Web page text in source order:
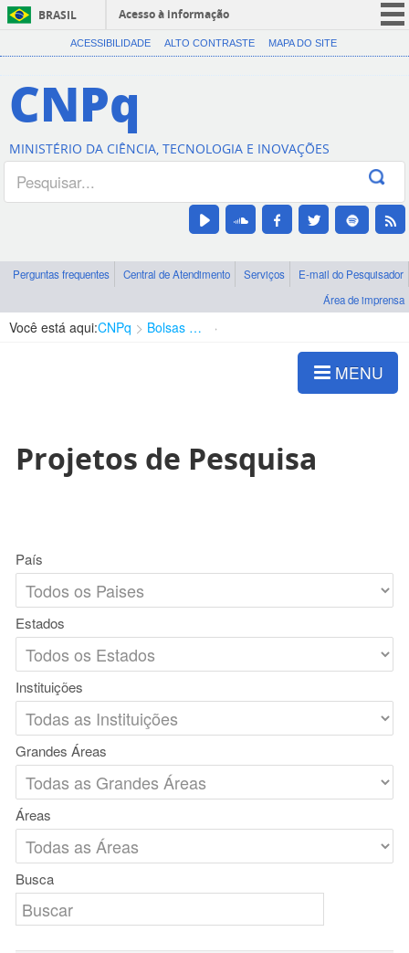
BRASIL
Acesso à informação
CORONAVÍRUS (COVID-19)
Canais
ACESSIBILIDADE ALTO CONTRASTE MAPA DO SITE
CNPq
MINISTÉRIO DA CIÊNCIA, TECNOLOGIA E INOVAÇÕES
Perguntas frequentes Central de Atendimento Serviços
E-mail do Pesquisador
Área de imprensa
Você está aqui:CNPq Bolsas e Auxílios Vigentes
MENU
Projetos de Pesquisa
País
Estados
Instituições
Grandes Áreas
Áreas
Busca